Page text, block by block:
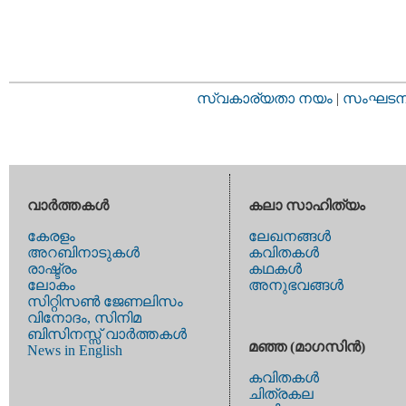
സ്വകാര്യതാ നയം |
വാര്‍ത്തകള്‍
കേരളം
അറബിനാടുകള്‍
രാഷ്ട്രം
ലോകം
സിറ്റിസണ്‍ ജേണലിസം
വിനോദം, സിനിമ
ബിസിനസ്സ് വാര്‍ത്തകള്‍
News in English
കലാ സാഹിത്യം
ലേഖനങ്ങള്‍
കവിതകള്‍
കഥകള്‍
അനുഭവങ്ങള്‍
മഞ്ഞ (മാഗസിന്‍)
കവിതകള്‍
ചിത്രകല